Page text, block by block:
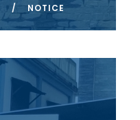
NOTICE